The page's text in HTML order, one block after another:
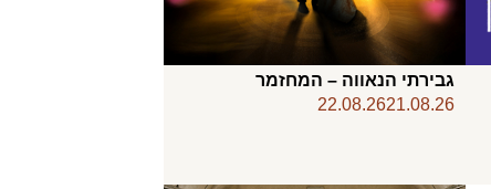
גבירתי הנאווה – המחזמר
21.08.26
22.08.26